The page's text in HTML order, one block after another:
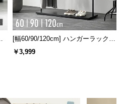
[幅60/90/120cm] ハンガーラック
スチール 4段階高さ調節 サイドフ
ック オープンラック シンプル
￥3,999